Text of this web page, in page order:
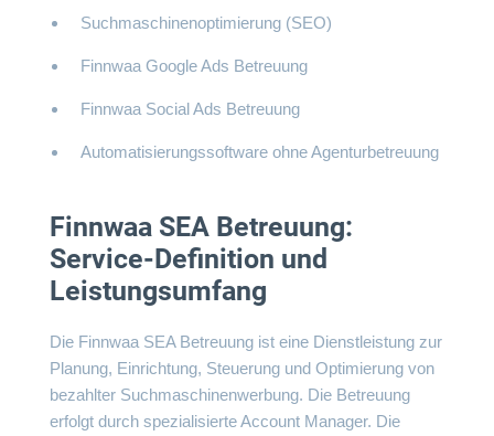
Suchmaschinenoptimierung (SEO)
Finnwaa Google Ads Betreuung
Finnwaa Social Ads Betreuung
Automatisierungssoftware ohne Agenturbetreuung
Finnwaa SEA Betreuung:
Service-Definition und
Leistungsumfang
Die Finnwaa SEA Betreuung ist eine Dienstleistung zur
Planung, Einrichtung, Steuerung und Optimierung von
bezahlter Suchmaschinenwerbung. Die Betreuung
erfolgt durch spezialisierte Account Manager. Die